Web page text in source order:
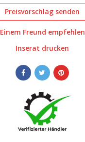
Preisvorschlag senden
Einem Freund empfehlen
Inserat drucken